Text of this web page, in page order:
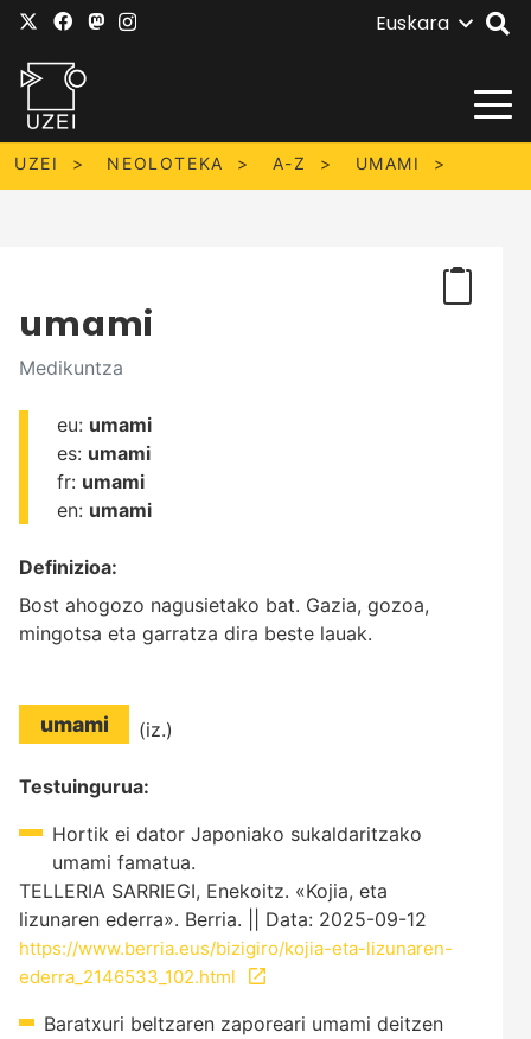
Euskara
UZEI NEOLOTEKA A-Z UMAMI
umami
Medikuntza
eu: umami
es: umami
fr: umami
en: umami
Definizioa:
Bost ahogozo nagusietako bat. Gazia, gozoa,
mingotsa eta garratza dira beste lauak.
umami (iz.)
Testuingurua:
Hortik ei dator Japoniako sukaldaritzako
umami famatua.
TELLERIA SARRIEGI, Enekoitz. «Kojia, eta
lizunaren ederra». Berria. || Data: 2025-09-12
https://www.berria.eus/bizigiro/kojia-eta-lizunaren-
ederra_2146533_102.html
Baratxuri beltzaren zaporeari umami deitzen